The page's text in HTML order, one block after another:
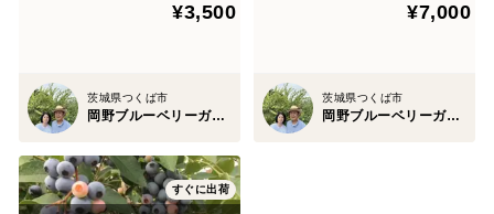
¥3,500
茨城県つくば市
岡野ブルーベリーガーデン
¥7,000
茨城県つくば市
岡野ブルーベリーガーデン
すぐに出荷